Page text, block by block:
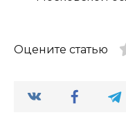
Оцените статью